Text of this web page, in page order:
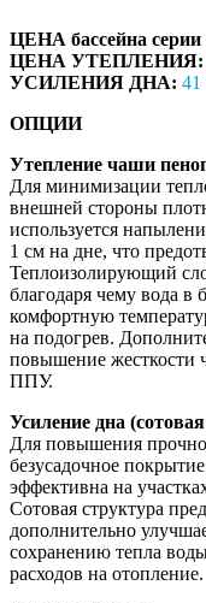
ЦЕНА бассейна
ЦЕНА УТЕПЛЕНИЯ:
УСИЛЕНИЯ ДНА: 41
ОПЦИИ
Утепление чаши
Для минимизации
внешней стороны
используется
1 см на дне, что
Теплоизолирующий
благодаря чему вода в
комфортную
на подогрев.
повышение жесткости
ППУ.
Усиление дна
Для повышения
безусадочное
эффективна на
Сотовая структура
дополнительно
сохранению тепла
расходов на отопление.